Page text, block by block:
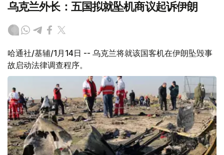
乌克兰外长：五国拟就坠机商议起诉伊朗
哈通社/基辅/1月14日 -- 乌克兰将就该国客机在伊朗坠毁事
故启动法律调查程序。